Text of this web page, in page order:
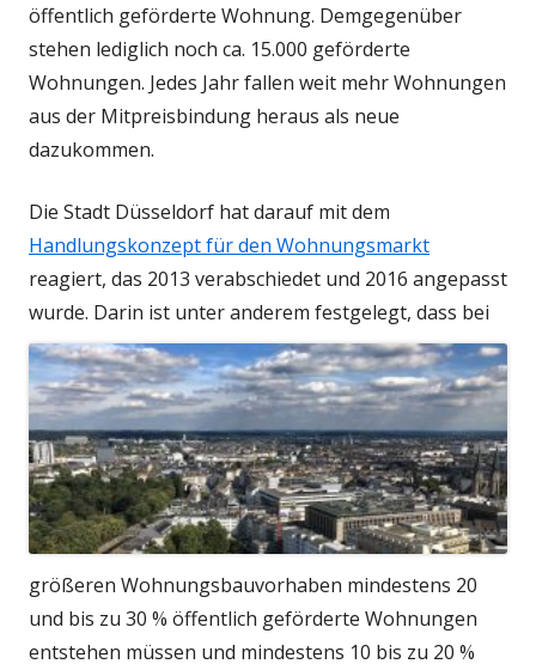
öffentlich geförderte Wohnung. Demgegenüber
stehen lediglich noch ca. 15.000 geförderte
Wohnungen. Jedes Jahr fallen weit mehr Wohnungen
aus der Mitpreisbindung heraus als neue
dazukommen.
Die Stadt Düsseldorf hat darauf mit dem
Handlungskonzept für den Wohnungsmarkt
reagiert, das 2013 verabschiedet und 2016 angepasst
wurde. Darin ist unter anderem festgelegt, dass bei
größeren Wohnungsbauvorhaben mindestens 20
und bis zu 30 % öffentlich geförderte Wohnungen
entstehen müssen und mindestens 10 bis zu 20 %